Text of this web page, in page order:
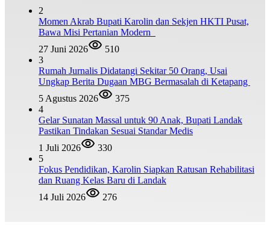
2
Momen Akrab Bupati Karolin dan Sekjen HKTI Pusat,
Bawa Misi Pertanian Modern
27 Juni 2026
510
3
Rumah Jurnalis Didatangi Sekitar 50 Orang, Usai
Ungkap Berita Dugaan MBG Bermasalah di Ketapang
5 Agustus 2026
375
4
Gelar Sunatan Massal untuk 90 Anak, Bupati Landak
Pastikan Tindakan Sesuai Standar Medis
1 Juli 2026
330
5
Fokus Pendidikan, Karolin Siapkan Ratusan Rehabilitasi
dan Ruang Kelas Baru di Landak
14 Juli 2026
276